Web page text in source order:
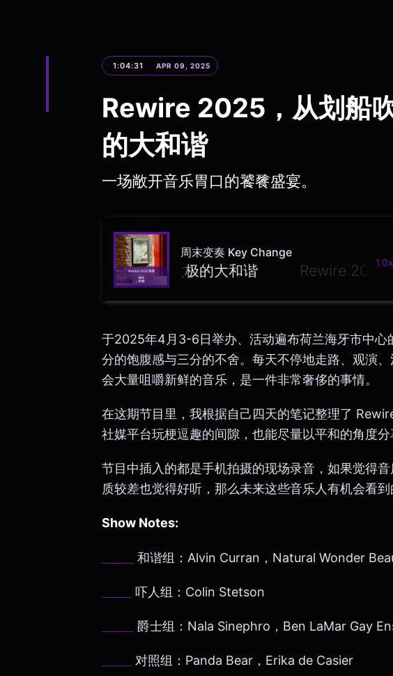
1:04:31 APR 09, 2025
Rewire 2025，从划船
的大和谐
一场敞开音乐胃口的饕餮盛宴。
周末变奏 Key Change
，从划船吹号到全员太极的大和谐 1.0x
于2025年4月3-6日举办、活动遍布荷兰海牙市中心
分的饱腹感与三分的不舍。每天不停地走路、观演
会大量咀嚼新鲜的音乐，是一件非常奢侈的事情。
在这期节目里，我根据自己四天的笔记整理了
社媒平台玩梗逗趣的间隙，也能尽量以平和的角度
节目中插入的都是手机拍摄的现场录音，如果觉得
质较差也觉得好听，那么未来这些音乐人有机会看
Show Notes:
和谐组：Alvin Curran，Natural Wonder
吓人组：Colin Stetson
爵士组：Nala Sinephro，Ben LaMar Gay
对照组：Panda Bear，Erika de Casier